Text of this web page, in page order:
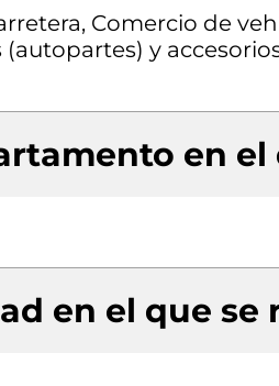
Comercio de
y
en el
en el que se